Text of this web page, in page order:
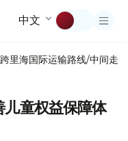
中文
跨里海国际运输路线/中间走廊
童权益保障体